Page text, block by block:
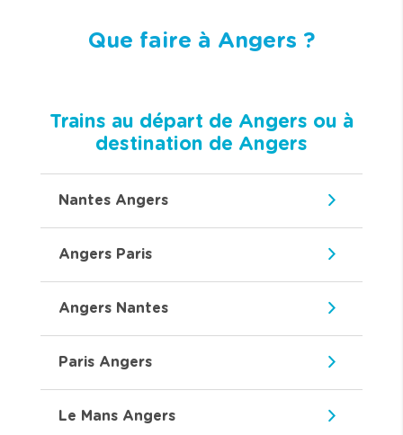
Que faire à Angers ?
Trains au départ de Angers ou à
destination de Angers
Nantes Angers
Angers Paris
Angers Nantes
Paris Angers
Le Mans Angers